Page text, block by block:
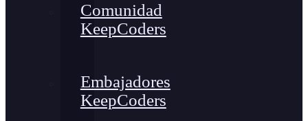
Comunidad
KeepCoders
Embajadores
KeepCoders